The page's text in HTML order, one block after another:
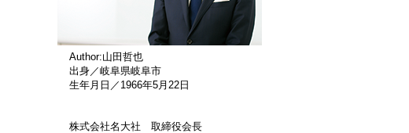
Author:山田哲也
出身／岐阜県岐阜市
生年月日／1966年5月22日
株式会社名大社 取締役会長